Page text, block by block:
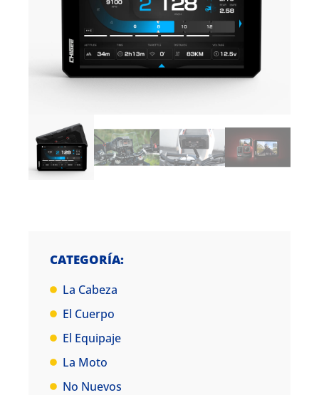
CATEGORÍA:
La Cabeza
El Cuerpo
El Equipaje
La Moto
No Nuevos